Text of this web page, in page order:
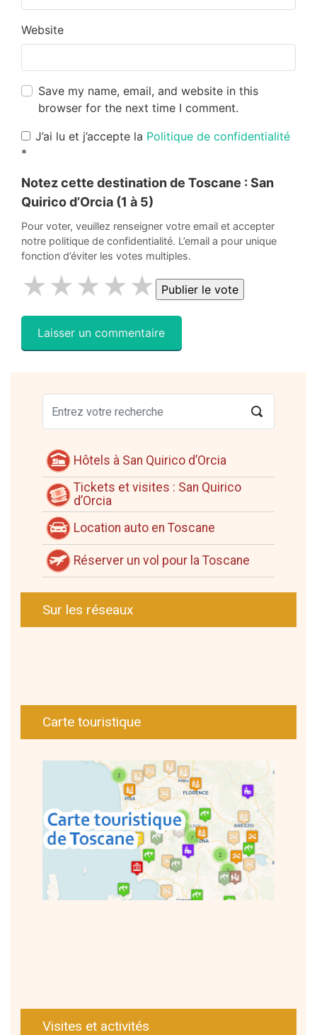
Website
Save my name, email, and website in this
browser for the next time I comment.
J’ai lu et j’accepte la Politique de confidentialité
*
Notez cette destination de Toscane : San
Quirico d’Orcia (1 à 5)
Pour voter, veuillez renseigner votre email et accepter
notre politique de confidentialité. L’email a pour unique
fonction d’éviter les votes multiples.
★
★
★
★
★
Hôtels à San Quirico d’Orcia
Tickets et visites : San Quirico
d’Orcia
Location auto en Toscane
Réserver un vol pour la Toscane
Sur les réseaux
Carte touristique
Visites et activités